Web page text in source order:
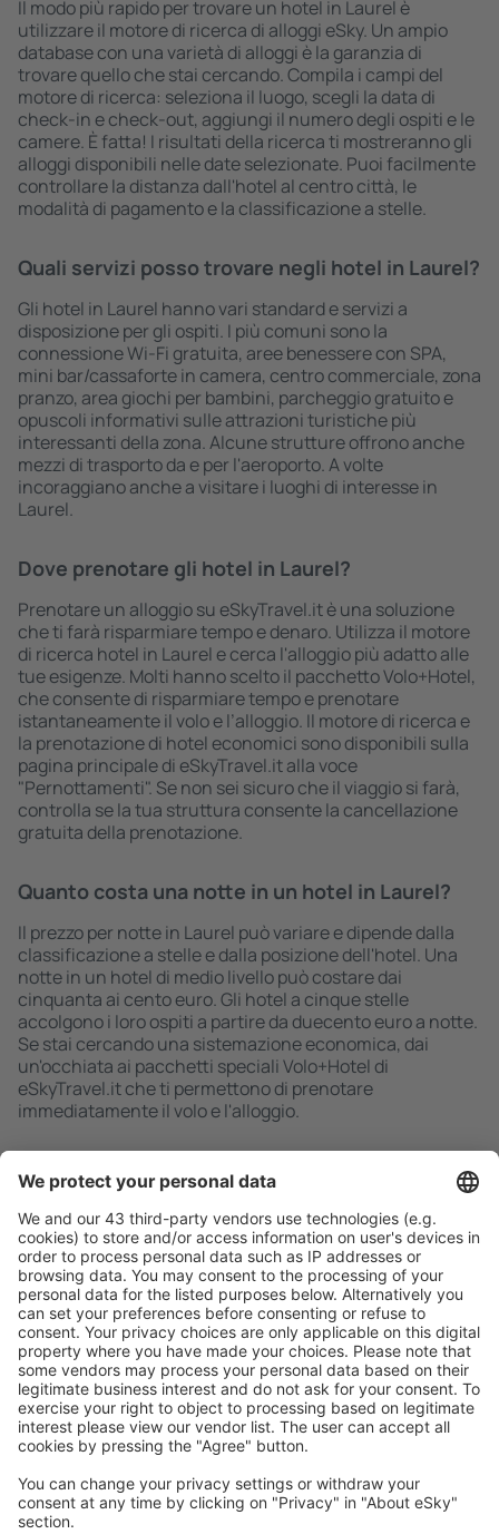
Il modo più rapido per trovare un hotel in Laurel è
utilizzare il motore di ricerca di alloggi eSky. Un ampio
database con una varietà di alloggi è la garanzia di
trovare quello che stai cercando. Compila i campi del
motore di ricerca: seleziona il luogo, scegli la data di
check-in e check-out, aggiungi il numero degli ospiti e le
camere. È fatta! I risultati della ricerca ti mostreranno gli
alloggi disponibili nelle date selezionate. Puoi facilmente
controllare la distanza dall'hotel al centro città, le
modalità di pagamento e la classificazione a stelle.
Quali servizi posso trovare negli hotel in Laurel?
Gli hotel in Laurel hanno vari standard e servizi a
disposizione per gli ospiti. I più comuni sono la
connessione Wi-Fi gratuita, aree benessere con SPA,
mini bar/cassaforte in camera, centro commerciale, zona
pranzo, area giochi per bambini, parcheggio gratuito e
opuscoli informativi sulle attrazioni turistiche più
interessanti della zona. Alcune strutture offrono anche
mezzi di trasporto da e per l'aeroporto. A volte
incoraggiano anche a visitare i luoghi di interesse in
Laurel.
Dove prenotare gli hotel in Laurel?
Prenotare un alloggio su eSkyTravel.it è una soluzione
che ti farà risparmiare tempo e denaro. Utilizza il motore
di ricerca hotel in Laurel e cerca l'alloggio più adatto alle
tue esigenze. Molti hanno scelto il pacchetto Volo+Hotel,
che consente di risparmiare tempo e prenotare
istantaneamente il volo e l’alloggio. Il motore di ricerca e
la prenotazione di hotel economici sono disponibili sulla
pagina principale di eSkyTravel.it alla voce
"Pernottamenti". Se non sei sicuro che il viaggio si farà,
controlla se la tua struttura consente la cancellazione
gratuita della prenotazione.
Quanto costa una notte in un hotel in Laurel?
Il prezzo per notte in Laurel può variare e dipende dalla
classificazione a stelle e dalla posizione dell'hotel. Una
notte in un hotel di medio livello può costare dai
cinquanta ai cento euro. Gli hotel a cinque stelle
accolgono i loro ospiti a partire da duecento euro a notte.
Se stai cercando una sistemazione economica, dai
un'occhiata ai pacchetti speciali Volo+Hotel di
eSkyTravel.it che ti permettono di prenotare
immediatamente il volo e l'alloggio.
Ricerca rapida e semplice
Offerta su misura per le tue aspettative.
Pianifica in sicurezza
Prenotazione senza pensieri con possibilità di
cancellazione gratuita.
Risparmia di più
Prezzi attraenti e offerte speciali per gli utenti registrati.
L’alloggio che ti piace